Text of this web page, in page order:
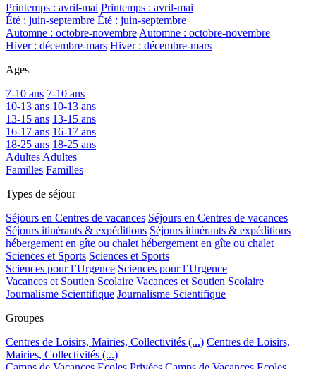
Printemps : avril-mai Printemps : avril-mai
Été : juin-septembre Été : juin-septembre
Automne : octobre-novembre Automne : octobre-novembre
Hiver : décembre-mars Hiver : décembre-mars
Ages
7-10 ans 7-10 ans
10-13 ans 10-13 ans
13-15 ans 13-15 ans
16-17 ans 16-17 ans
18-25 ans 18-25 ans
Adultes Adultes
Familles Familles
Types de séjour
Séjours en Centres de vacances Séjours en Centres de vacances
Séjours itinérants & expéditions Séjours itinérants & expéditions
hébergement en gîte ou chalet hébergement en gîte ou chalet
Sciences et Sports Sciences et Sports
Sciences pour l’Urgence Sciences pour l’Urgence
Vacances et Soutien Scolaire Vacances et Soutien Scolaire
Journalisme Scientifique Journalisme Scientifique
Groupes
Centres de Loisirs, Mairies, Collectivités (...) Centres de Loisirs,
Mairies, Collectivités (...)